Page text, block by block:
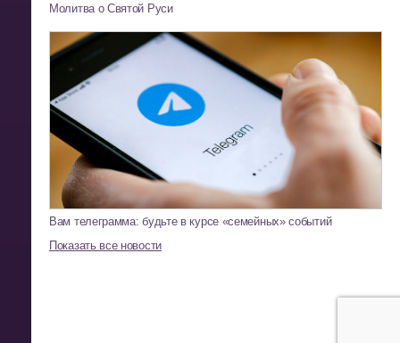
Молитва о Святой Руси
Вам телеграмма: будьте в курсе «семейных» событий
Показать все новости